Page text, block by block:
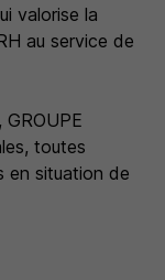
valorise la
au service de
toutes
en situation de